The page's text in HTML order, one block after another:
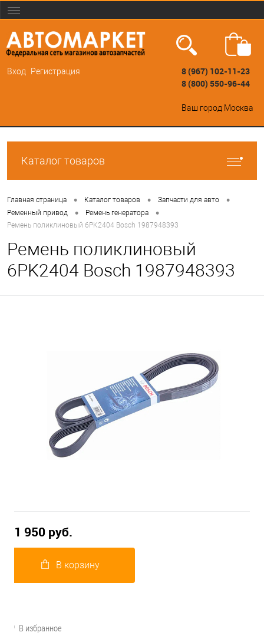
Вход Регистрация
8 (967) 102-11-23
8 (800) 550-96-44
Ваш город Москва
Каталог товаров
Главная страница • Каталог товаров • Запчасти для авто •
Ременный привод • Ремень генератора •
Ремень поликлиновый 6PK2404 Bosch 1987948393
Ремень поликлиновый
6PK2404 Bosch 1987948393
1 950 руб.
В корзину
В избранное